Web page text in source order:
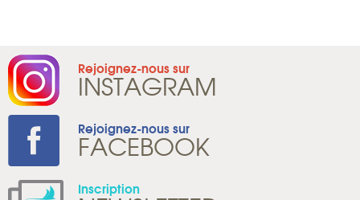
Rejoignez-nous sur
INSTAGRAM
Rejoignez-nous sur
FACEBOOK
Inscription